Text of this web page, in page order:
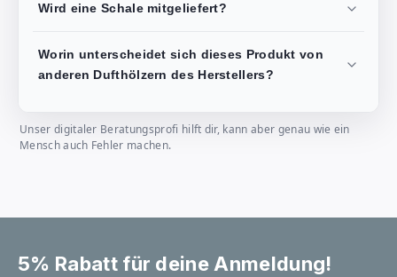
Wird eine Schale mitgeliefert?
Worin unterscheidet sich dieses Produkt von
anderen Dufthölzern des Herstellers?
Unser digitaler Beratungsprofi hilft dir, kann aber genau wie ein
Mensch auch Fehler machen.
5% Rabatt für deine Anmeldung!